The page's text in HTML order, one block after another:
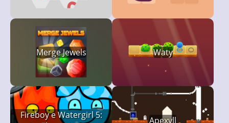
Merge Jewels Waty
Fireboy e Watergirl 5:
Apexyll